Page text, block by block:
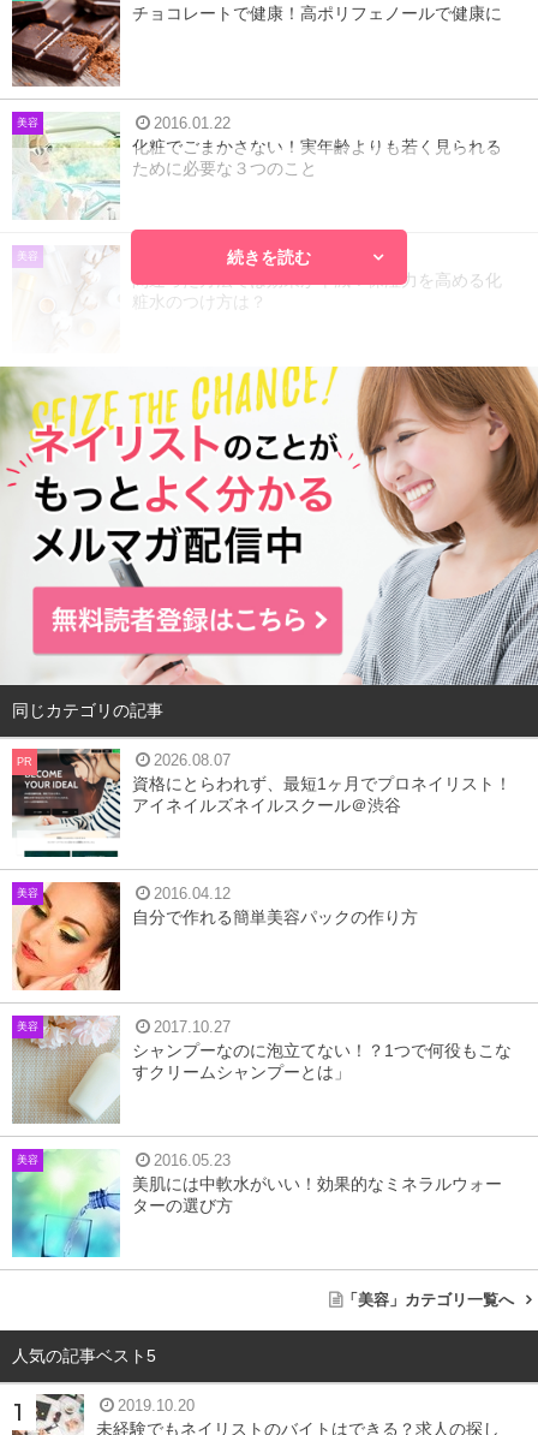
チョコレートで健康！高ポリフェノールで健康に
美容 2016.01.22
化粧でごまかさない！実年齢よりも若く見られる
ために必要な３つのこと
美容 2017.12.06
間違った方法では効果が半減！保湿力を高める化
粧水のつけ方は？
続きを読む
同じカテゴリの記事
PR 2026.08.07
資格にとらわれず、最短1ヶ月でプロネイリスト！
アイネイルズネイルスクール＠渋谷
美容 2016.04.12
自分で作れる簡単美容パックの作り方
美容 2017.10.27
シャンプーなのに泡立てない！？1つで何役もこな
すクリームシャンプーとは」
美容 2016.05.23
美肌には中軟水がいい！効果的なミネラルウォー
ターの選び方
「美容」カテゴリ一覧へ
人気の記事ベスト5
2019.10.20
未経験でもネイリストのバイトはできる？求人の探し